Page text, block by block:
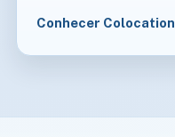
Conhecer Colocation